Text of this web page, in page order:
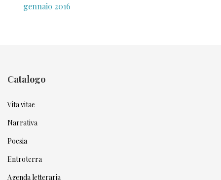
gennaio 2016
Catalogo
Vita vitae
Narrativa
Poesia
Entroterra
Agenda letteraria